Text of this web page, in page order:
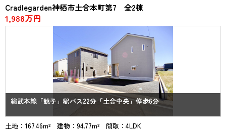
Cradlegarden神栖市土合本町第7 全2棟
1,988万円
総武本線「銚子」駅バス22分「土合中央」停歩6分
土地：167.46m² 建物：94.77m² 間取：4LDK